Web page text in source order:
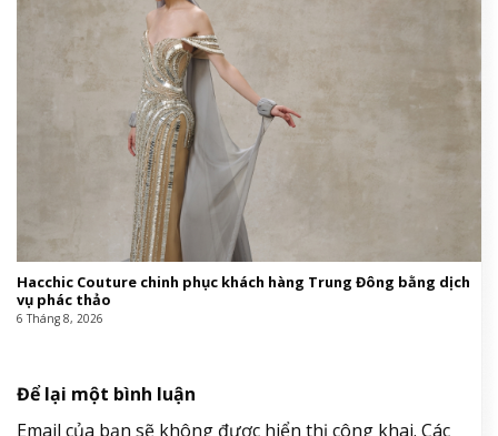
Hacchic Couture chinh phục khách hàng Trung Đông bằng dịch
vụ phác thảo
6 Tháng 8, 2026
Để lại một bình luận
Email của bạn sẽ không được hiển thị công khai. Các